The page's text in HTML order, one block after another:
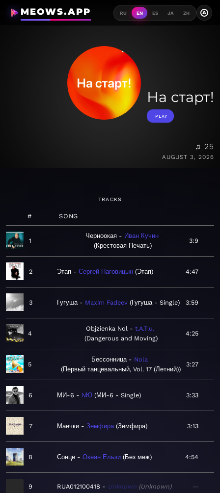
MEOWS.APP RU EN ES JA ZH A
На старт!
PLAY
♫ 25
AUGUST 3, 2026
TRACKS
# SONG
1
Черноокая
Иван Кучин
Крестовая Печать
3:9
2 Этап Сергей Наговицын Этап 4:47
3 Гугуша Maxim Fadeev Гугуша - Single 3:59
4
Objzienka Nol
t.A.T.u.
Dangerous and Moving
4:25
5
Бессонница
Nola
Первый танцевальный, Vol. 17 (Летний)
3:27
6 МИ-6 NЮ МИ-6 - Single 3:33
7 Маечки Земфира Земфира 3:13
8 Сонце Океан Ельзи Без меж 4:54
9 RUA012100418 Unknown Unknown —